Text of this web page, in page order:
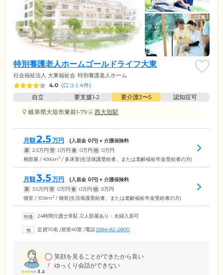
特別養護老人ホームゴールドライフ大東
社会福祉法人 大東福祉会 特別養護老人ホーム
4.0 (口コミ4件)
自立 要支援1•2 要介護3〜5
認知症可
岐阜県大垣市東前1-79
西大垣駅
月額2.5 万円 (入居金 0円) + 介護保険料
家 2.5万円 管 0万円 食 0万円 他 0万円
相部屋 / 49.6m2 / 多床室(生活保護受給者、または老齢福祉年金受給者の方)
月額3.5 万円 (入居金 0円) + 介護保険料
家 3.5万円 管 0万円 食 0万円 他 0万円
個室 / 10.8m2 / 個室(生活保護受給者、または老齢福祉年金受給者の方)
24時間介護士常駐 /2人部屋あり・夫婦入居可
定員70名 /居室40室 /電話0584-82-2800
3.2
笑顔を見ることができたから良い
ゆっくり会話ができない